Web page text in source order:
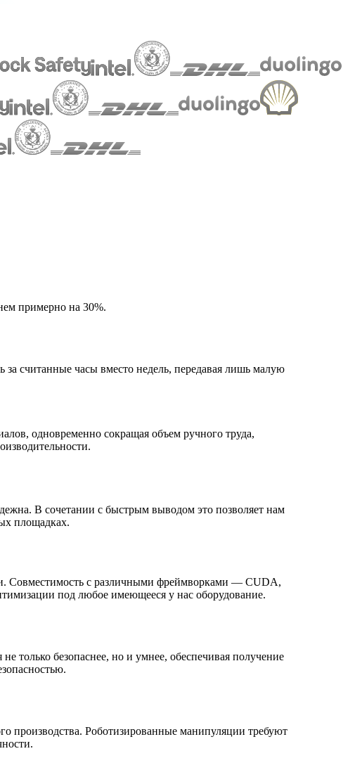
примерно на 30%.
считанные часы вместо недель, передавая лишь малую
одновременно сокращая объем ручного труда,
В сочетании с быстрым выводом это позволяет нам
площадках.
Совместимость с различными фреймворками — CUDA,
под любое имеющееся у нас оборудование.
только безопаснее, но и умнее, обеспечивая получение
производства. Роботизированные манипуляции требуют